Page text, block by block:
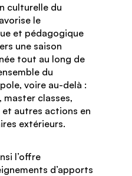
culturelle du
le
et pédagogique
une saison
tout au long de
du
voire au-delà :
classes,
autres actions en
extérieurs.
l’offre
d’apports